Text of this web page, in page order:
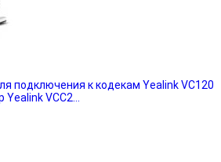
подключения к кодекам Yealink VC120
VCC2...